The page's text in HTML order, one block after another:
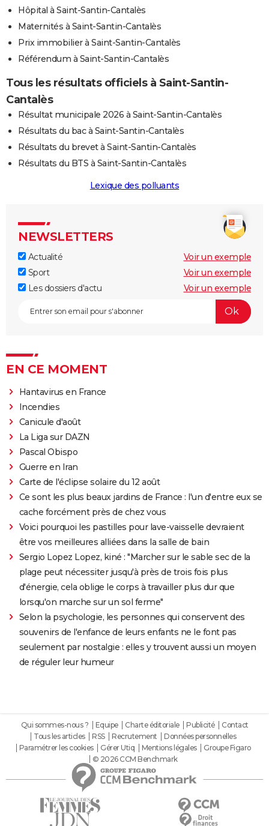
Hôpital à Saint-Santin-Cantalès
Maternités à Saint-Santin-Cantalès
Prix immobilier à Saint-Santin-Cantalès
Référendum à Saint-Santin-Cantalès
Tous les résultats officiels à Saint-Santin-
Cantalès
Résultat municipale 2026 à Saint-Santin-Cantalès
Résultats du bac à Saint-Santin-Cantalès
Résultats du brevet à Saint-Santin-Cantalès
Résultats du BTS à Saint-Santin-Cantalès
Lexique des polluants
NEWSLETTERS
Actualité
Voir un exemple
Sport
Voir un exemple
Les dossiers d'actu
Voir un exemple
EN CE MOMENT
Hantavirus en France
Incendies
Canicule d'août
La Liga sur DAZN
Pascal Obispo
Guerre en Iran
Carte de l'éclipse solaire du 12 août
Ce sont les plus beaux jardins de France : l'un d'entre eux se
cache forcément près de chez vous
Voici pourquoi les pastilles pour lave-vaisselle devraient
être vos meilleures alliées dans la salle de bain
Sergio Lopez Lopez, kiné : "Marcher sur le sable sec de la
plage peut nécessiter jusqu'à près de trois fois plus
d'énergie, cela oblige le corps à travailler plus dur que
lorsqu'on marche sur un sol ferme"
Selon la psychologie, les personnes qui conservent des
souvenirs de l'enfance de leurs enfants ne le font pas
seulement par nostalgie : elles y trouvent aussi un moyen
de réguler leur humeur
Qui sommes-nous ? Equipe Charte éditoriale Publicité
Contact
Tous les articles
RSS Recrutement
Données personnelles
Paramétrer les cookies
Gérer Utiq Mentions légales
Groupe Figaro
© 2026 CCM Benchmark